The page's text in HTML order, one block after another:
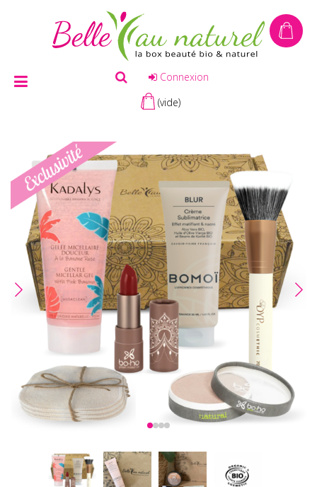
Connexion
(vide)